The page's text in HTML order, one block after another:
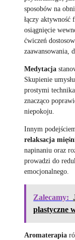
sposobów na
łączy aktywność
osiągnięcie
ćwiczeń
zaawansowania,
Medytacja
Skupienie
prostymi
znacząco
niepokoju.
Innym
relaksacja
napinaniu oraz
prowadzi do
emocjonalnego.
Zalecamy:
plastyczne
Aromaterapia